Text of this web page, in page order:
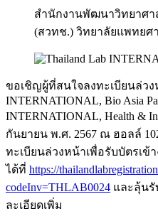
สำนักงานพัฒนาวิทยาศา
(สวทช.) วิทยาลัยแพทยศ
ขอเชิญผู้ที่สนใจลงทะเบียนล่วง
INTERNATIONAL, Bio Asia
INTERNATIONAL, Health &
กันยายน พ.ศ. 2567 ณ ฮอลล์
ทะเบียนล่วงหน้าเพื่อรับบัตรเข้
ได้ที่ https://
codeInv=THLAB0024 และลุ้นรั
ละเอียดเพิ่ม